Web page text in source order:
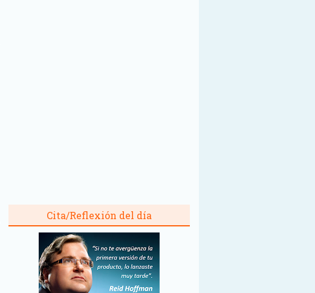
Cita/Reflexión del día